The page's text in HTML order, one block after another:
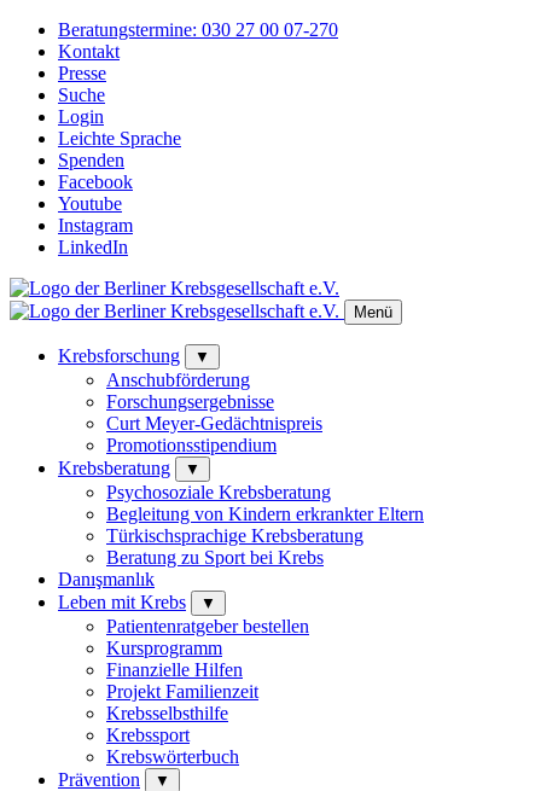
Beratungstermine: 030 27 00 07-270
Kontakt
Presse
Suche
Login
Leichte Sprache
Spenden
Facebook
Youtube
Instagram
LinkedIn
Menü
Krebsforschung ▼
Anschubförderung
Forschungsergebnisse
Curt Meyer-Gedächtnispreis
Promotionsstipendium
Krebsberatung
▼
Psychosoziale Krebsberatung
Begleitung von Kindern erkrankter Eltern
Türkischsprachige Krebsberatung
Beratung zu Sport bei Krebs
Danışmanlık
Leben mit Krebs
▼
Patientenratgeber bestellen
Kursprogramm
Finanzielle Hilfen
Projekt Familienzeit
Krebsselbsthilfe
Krebssport
Krebswörterbuch
Prävention
▼